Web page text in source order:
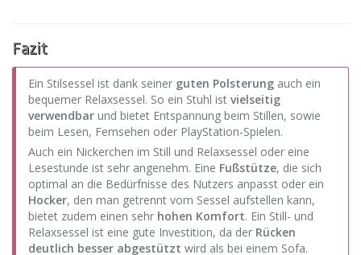
Fazit
Ein Stilsessel ist dank seiner guten Polsterung auch ein
bequemer Relaxsessel. So ein Stuhl ist vielseitig
verwendbar und bietet Entspannung beim Stillen, sowie
beim Lesen, Fernsehen oder PlayStation-Spielen.
Auch ein Nickerchen im Still und Relaxsessel oder eine
Lesestunde ist sehr angenehm. Eine Fußstütze, die sich
optimal an die Bedürfnisse des Nutzers anpasst oder ein
Hocker, den man getrennt vom Sessel aufstellen kann,
bietet zudem einen sehr hohen Komfort. Ein Still- und
Relaxsessel ist eine gute Investition, da der Rücken
deutlich besser abgestützt wird als bei einem Sofa.